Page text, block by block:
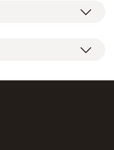
protoka u plinovima